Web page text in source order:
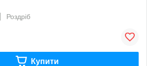
Роздріб
Купити